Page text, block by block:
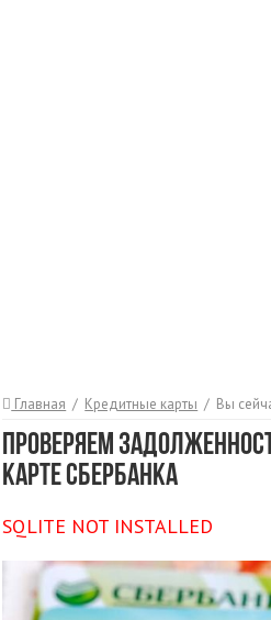
Главная / Кредитные карты / Вы
Проверяем
карте Сбербанка
SQLITE NOT INSTALLED